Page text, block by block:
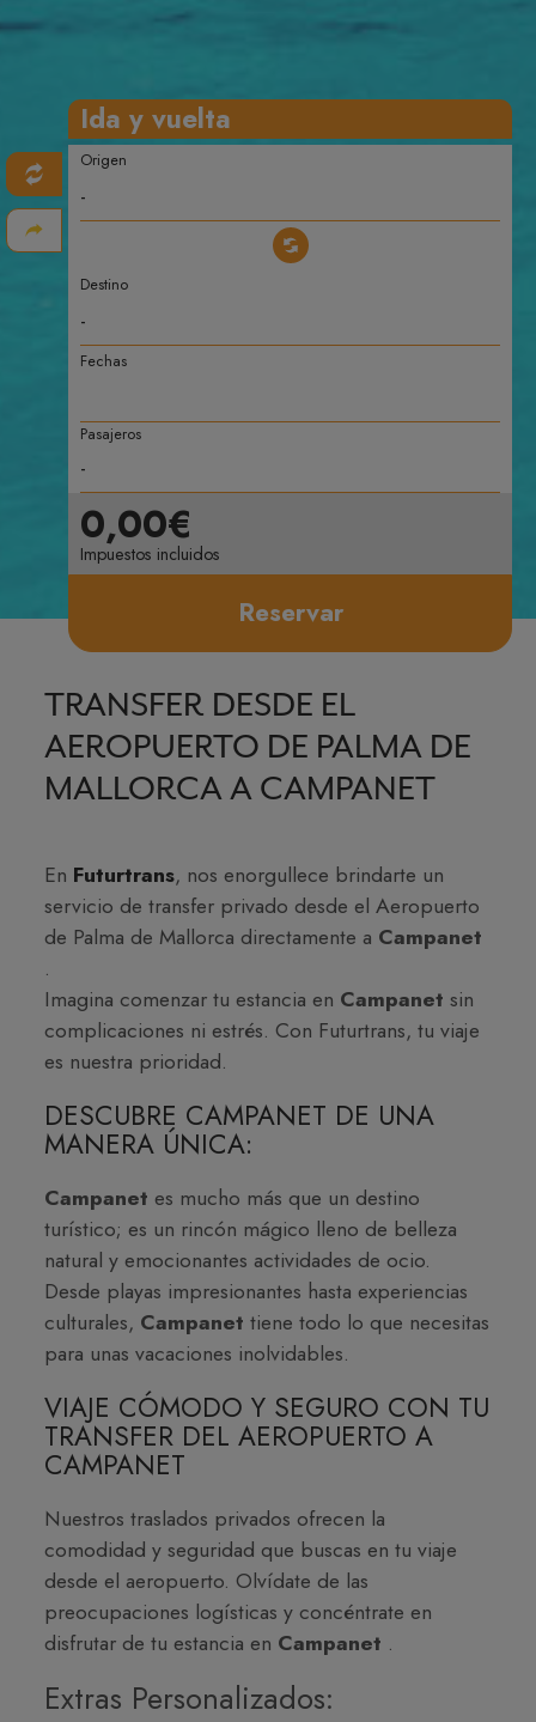
Ida y vuelta
Origen
Destino
Fechas
Pasajeros
0,00€
Impuestos incluidos
Reservar
TRANSFER DESDE EL
AEROPUERTO DE PALMA DE
MALLORCA A CAMPANET
En Futurtrans, nos enorgullece brindarte un
servicio de transfer privado desde el Aeropuerto
de Palma de Mallorca directamente a Campanet
.
Imagina comenzar tu estancia en Campanetsin
complicaciones ni estrés. Con Futurtrans, tu viaje
es nuestra prioridad.
DESCUBRE CAMPANET DE UNA
MANERA ÚNICA:
Campanet es mucho más que un destino
turístico; es un rincón mágico lleno de belleza
natural y emocionantes actividades de ocio.
Desde playas impresionantes hasta experiencias
culturales, Campanettiene todo lo que necesitas
para unas vacaciones inolvidables.
VIAJE CÓMODO Y SEGURO CON TU
TRANSFER DEL AEROPUERTO A
CAMPANET
Nuestros traslados privados ofrecen la
comodidad y seguridad que buscas en tu viaje
desde el aeropuerto. Olvídate de las
preocupaciones logísticas y concéntrate en
disfrutar de tu estancia en Campanet .
Extras Personalizados: